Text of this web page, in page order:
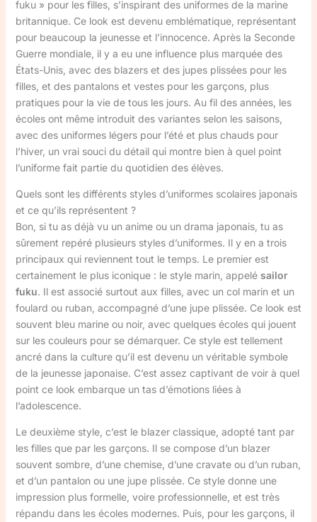
fuku » pour les filles, s’inspirant des uniformes de la marine
britannique. Ce look est devenu emblématique, représentant
pour beaucoup la jeunesse et l’innocence. Après la Seconde
Guerre mondiale, il y a eu une influence plus marquée des
États-Unis, avec des blazers et des jupes plissées pour les
filles, et des pantalons et vestes pour les garçons, plus
pratiques pour la vie de tous les jours. Au fil des années, les
écoles ont même introduit des variantes selon les saisons,
avec des uniformes légers pour l’été et plus chauds pour
l’hiver, un vrai souci du détail qui montre bien à quel point
l’uniforme fait partie du quotidien des élèves.
Quels sont les différents styles d’uniformes scolaires japonais
et ce qu’ils représentent ?
Bon, si tu as déjà vu un anime ou un drama japonais, tu as
sûrement repéré plusieurs styles d’uniformes. Il y en a trois
principaux qui reviennent tout le temps. Le premier est
certainement le plus iconique : le style marin, appelé sailor
fuku. Il est associé surtout aux filles, avec un col marin et un
foulard ou ruban, accompagné d’une jupe plissée. Ce look est
souvent bleu marine ou noir, avec quelques écoles qui jouent
sur les couleurs pour se démarquer. Ce style est tellement
ancré dans la culture qu’il est devenu un véritable symbole
de la jeunesse japonaise. C’est assez captivant de voir à quel
point ce look embarque un tas d’émotions liées à
l’adolescence.
Le deuxième style, c’est le blazer classique, adopté tant par
les filles que par les garçons. Il se compose d’un blazer
souvent sombre, d’une chemise, d’une cravate ou d’un ruban,
et d’un pantalon ou une jupe plissée. Ce style donne une
impression plus formelle, voire professionnelle, et est très
répandu dans les écoles modernes. Puis, pour les garçons, il